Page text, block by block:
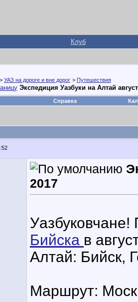
Клуб
> УАЗ на дороге и вне дорог > Путешествия
Экспедиция Уазбуки на Алтай
Справка
2017
Бийска в
Алтай: Бийск,
Маршрут: